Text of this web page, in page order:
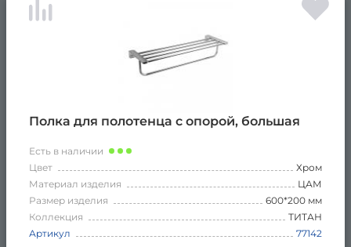
Полка для полотенца с опорой, большая
Есть в наличии
Цвет
Хром
Материал изделия
ЦАМ
Размер изделия
600*200 мм
Коллекция
ТИТАН
Артикул
77142